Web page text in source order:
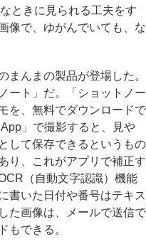
ときに見られる工夫をす
像で、ゆがんでいても、な
んまの製品が登場した。
ート」だ。「ショットノー
を、無料でダウンロードで
」で撮影すると、見や
して保存できるというもの
り、これがアプリで補正す
（自動文字認識）機能
書いた日付や番号はテキス
た画像は、メールで送信で
もできる。